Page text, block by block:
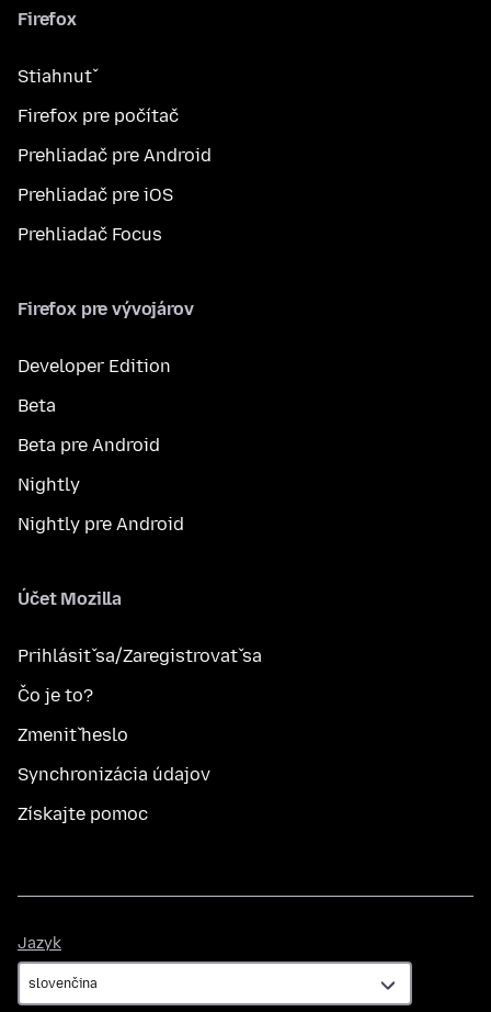
Firefox
Stiahnuť
Firefox pre počítač
Prehliadač pre Android
Prehliadač pre iOS
Prehliadač Focus
Firefox pre vývojárov
Developer Edition
Beta
Beta pre Android
Nightly
Nightly pre Android
Účet Mozilla
Prihlásiť sa/Zaregistrovať sa
Čo je to?
Zmeniť heslo
Synchronizácia údajov
Získajte pomoc
Jazyk